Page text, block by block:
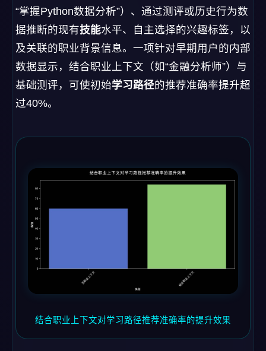
“掌握Python数据分析”）、通过测评或历史行为数
据推断的现有技能水平、自主选择的兴趣标签，以
及关联的职业背景信息。一项针对早期用户的内部
数据显示，结合职业上下文（如“金融分析师”）与
基础测评，可使初始学习路径的推荐准确率提升超
过40%。
结合职业上下文对学习路径推荐准确率的提升效果